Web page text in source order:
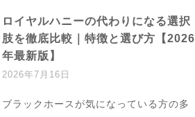
ロイヤルハニーの代わりになる選択
肢を徹底比較｜特徴と選び方【2026
年最新版】
2026年7月16日
ブラックホースが気になっている方の多